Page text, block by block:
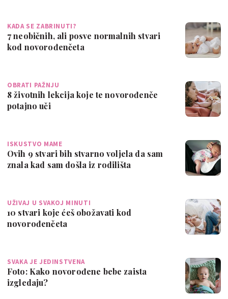
KADA SE ZABRINUTI?
7 neobičnih, ali posve normalnih stvari
kod novorođenčeta
OBRATI PAŽNJU
8 životnih lekcija koje te novorođenče
potajno uči
ISKUSTVO MAME
Ovih 9 stvari bih stvarno voljela da sam
znala kad sam došla iz rodilišta
UŽIVAJ U SVAKOJ MINUTI
10 stvari koje ćeš obožavati kod
novorođenčeta
SVAKA JE JEDINSTVENA
Foto: Kako novorođene bebe zaista
izgledaju?